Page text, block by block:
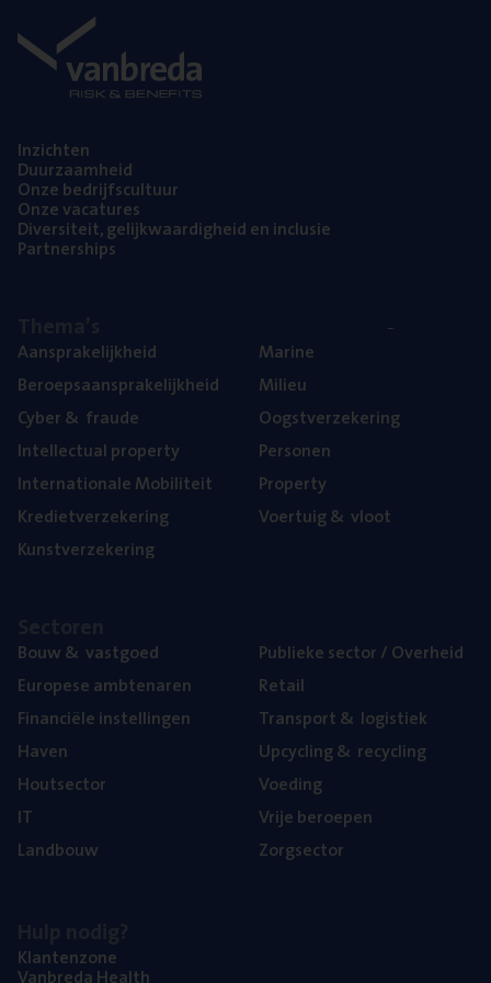
Inzich­ten
Duur­zaam­heid
Onze bedrijfs­cul­tuur
Onze vaca­tu­res
Diver­si­teit, gelijk­waar­dig­heid en inclusie
Part­ner­ships
Aan­spra­ke­lijk­heid
Beroeps­aan­spra­ke­lijk­heid
Cyber& fraude
Intel­lec­tu­al property
Inter­na­ti­o­na­le Mobiliteit
Kre­diet­ver­ze­ke­ring
Kunst­ver­ze­ke­ring
Mari­ne
Mili­eu
Oogst­ver­ze­ke­ring
Per­so­nen
Pro­per­ty
Voer­tuig& vloot
Bouw& vastgoed
Euro­pe­se ambtenaren
Finan­ci­ë­le instellingen
Haven
Hout­sec­tor
IT
Land­bouw
Publie­ke sec­tor / Overheid
Retail
Trans­port& logistiek
Upcy­cling& recycling
Voe­ding
Vrije beroe­pen
Zorg­sec­tor
Klan­ten­zo­ne
Van­b­re­da Health